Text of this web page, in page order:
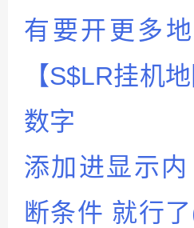
有要开更多
【S$LR挂机
数字
添加进显示内
断条件 就行